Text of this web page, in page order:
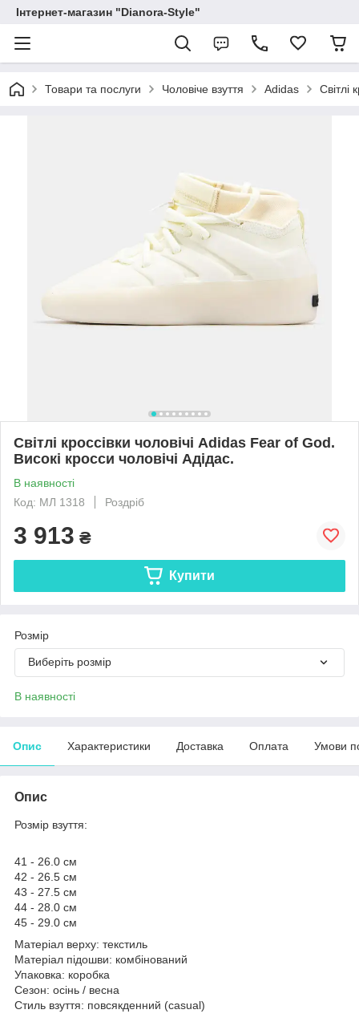
Інтернет-магазин "Dianora-Style"
Товари та послуги Чоловіче взуття Adidas Світлі
Світлі кроссівки чоловічі Adidas Fear of God.
Високі кросси чоловічі Адідас.
В наявності
Код: МЛ 1318
Роздріб
3 913 ₴
Купити
Розмір
Виберіть розмір
В наявності
Опис Характеристики Доставка Оплата Умови
Опис
Розмір взуття:
41 - 26.0 см
42 - 26.5 см
43 - 27.5 см
44 - 28.0 см
45 - 29.0 см
Матеріал верху: текстиль
Матеріал підошви: комбінований
Упаковка: коробка
Сезон: осінь / весна
Стиль взуття: повсякденний (casual)